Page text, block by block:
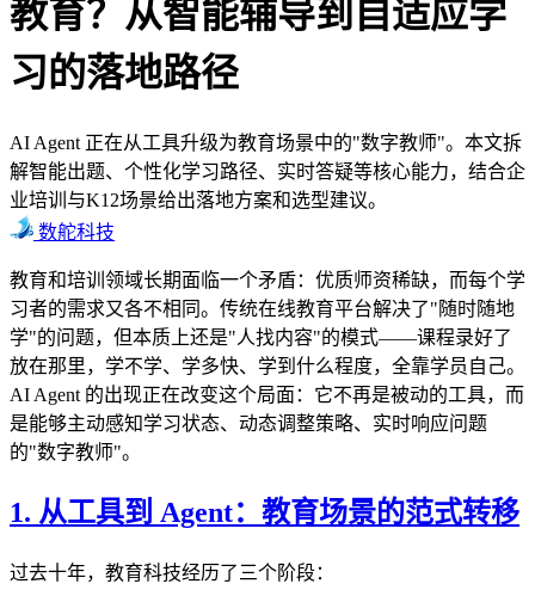
教育？从智能辅导到自适应学
习的落地路径
AI Agent 正在从工具升级为教育场景中的"数字教师"。本文拆
解智能出题、个性化学习路径、实时答疑等核心能力，结合企
业培训与K12场景给出落地方案和选型建议。
数舵科技
教育和培训领域长期面临一个矛盾：优质师资稀缺，而每个学
习者的需求又各不相同。传统在线教育平台解决了"随时随地
学"的问题，但本质上还是"人找内容"的模式——课程录好了
放在那里，学不学、学多快、学到什么程度，全靠学员自己。
AI Agent 的出现正在改变这个局面：它不再是被动的工具，而
是能够主动感知学习状态、动态调整策略、实时响应问题
的"数字教师"。
1. 从工具到 Agent：教育场景的范式转移
过去十年，教育科技经历了三个阶段：